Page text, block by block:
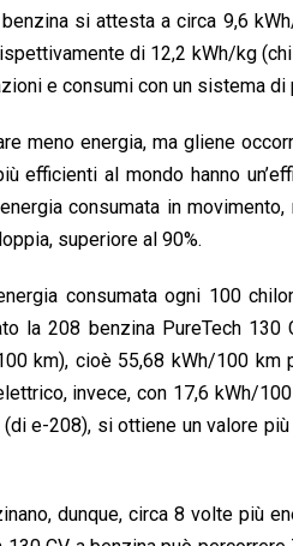
si attesta a circa 9,6
di 12,2 kWh/kg
e consumi con un sistema
meno energia, ma gliene
efficienti al mondo hanno
consumata in
superiore al 90%.
consumata ogni 100
la 208 benzina PureTech
km), cioè 55,68 kWh/100
invece, con 17,6 kWh/
e-208), si ottiene un valore
dunque, circa 8 volte più